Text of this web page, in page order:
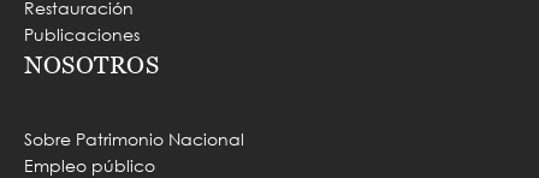
Restauración
Publicaciones
NOSOTROS
Sobre Patrimonio Nacional
Empleo público